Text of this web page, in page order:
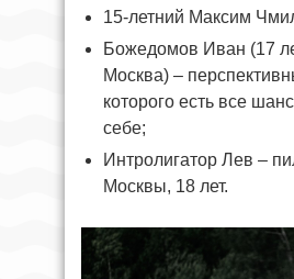
15‑летний Максим
Божедомов Иван (17
Москва) –
которого есть все
себе;
Интролигатор Лев –
Москвы, 18 лет.